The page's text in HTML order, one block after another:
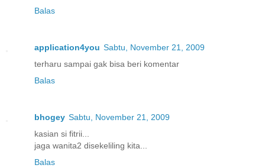
Balas
application4you Sabtu, November 21, 2009
terharu sampai gak bisa beri komentar
Balas
bhogey Sabtu, November 21, 2009
kasian si fitrii...
jaga wanita2 disekeliling kita...
Balas